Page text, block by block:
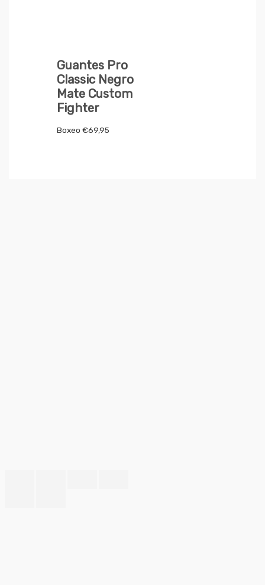
Guantes Pro
Classic Negro
Mate Custom
Fighter
Boxeo€69,95